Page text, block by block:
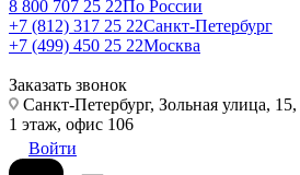
8 800 707 25 22По России
+7 (812) 317 25 22Санкт-Петербург
+7 (499) 450 25 22Москва
Заказать звонок
Санкт-Петербург, Зольная улица,
1 этаж, офис 106
Войти